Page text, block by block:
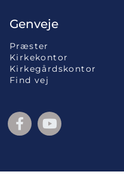
Genveje
Præster
Kirkekontor
Kirkegårdskontor
Find vej